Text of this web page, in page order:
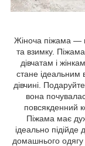
Жіноча піжама —
та взимку.
дівчатам і
стане ідеальним
дівчині.
вона
повсякденний
Піжама має
ідеально підійде
домашнього